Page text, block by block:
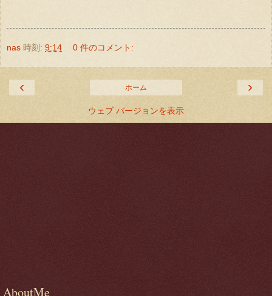
nas 時刻: 9:14 0 件のコメント:
‹ ›
ホーム
ウェブ バージョンを表示
AboutMe